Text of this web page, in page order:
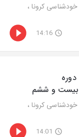
کرونا ،
14:16
بیست و ششم
کرونا ،
14:01